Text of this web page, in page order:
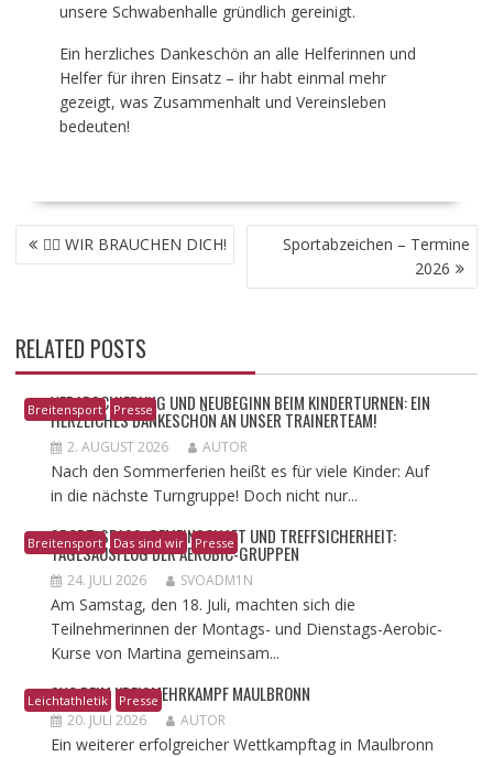
unsere Schwabenhalle gründlich gereinigt.
Ein herzliches Dankeschön an alle Helferinnen und
Helfer für ihren Einsatz – ihr habt einmal mehr
gezeigt, was Zusammenhalt und Vereinsleben
bedeuten!
BEITRAGSNAVIGATION
🤸‍♂️ WIR BRAUCHEN DICH!
Sportabzeichen – Termine
2026
RELATED POSTS
Breitensport Presse
VERABSCHIEDUNG UND NEUBEGINN BEIM KINDERTURNEN: EIN
HERZLICHES DANKESCHÖN AN UNSER TRAINERTEAM!
2. AUGUST 2026 AUTOR
Nach den Sommerferien heißt es für viele Kinder: Auf
in die nächste Turngruppe! Doch nicht nur...
Breitensport Das sind wir Presse
​SPORT, SPASS, GEMEINSCHAFT UND TREFFSICHERHEIT: T
AGESAUSFLUG DER AEROBIC-GRUPPEN
24. JULI 2026 SVOADM1N
Am Samstag, den 18. Juli, machten sich die
Teilnehmerinnen der Montags- und Dienstags-Aerobic-
Kurse von Martina gemeinsam...
Leichtathletik Presse
SVO BEIM KREISMEHRKAMPF MAULBRONN
20. JULI 2026 AUTOR
Ein weiterer erfolgreicher Wettkampftag in Maulbronn